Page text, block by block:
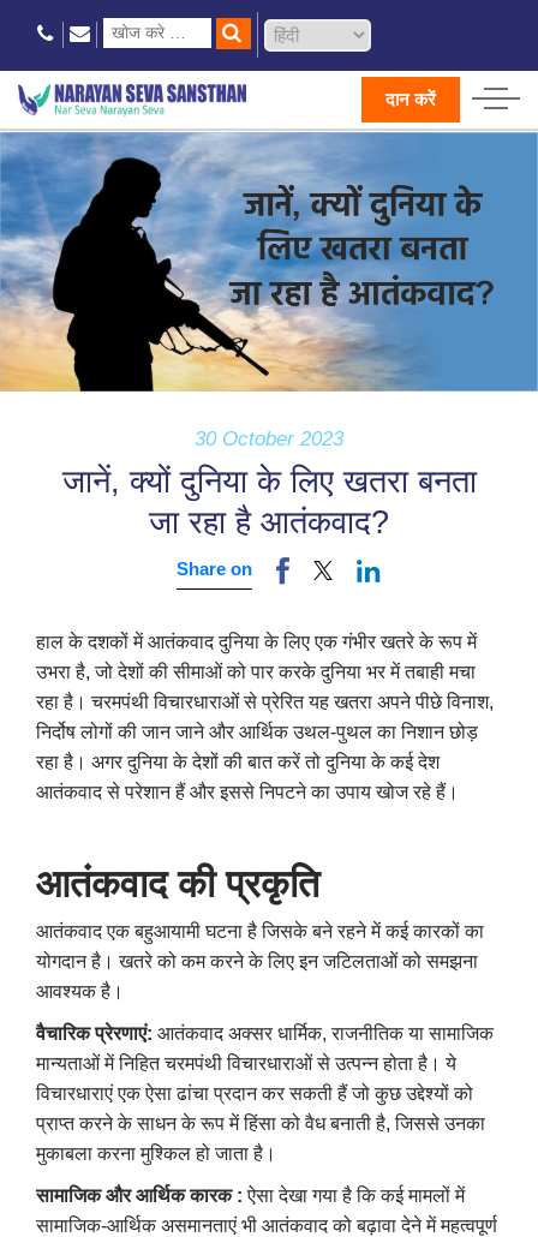
दान करें
30 October 2023
जानें, क्यों दुनिया के लिए खतरा बनता
जा रहा है आतंकवाद?
Share on
हाल के दशकों में आतंकवाद दुनिया के लिए एक गंभीर खतरे के रूप में
उभरा है, जो देशों की सीमाओं को पार करके दुनिया भर में तबाही मचा
रहा है। चरमपंथी विचारधाराओं से प्रेरित यह खतरा अपने पीछे विनाश,
निर्दोष लोगों की जान जाने और आर्थिक उथल-पुथल का निशान छोड़
रहा है। अगर दुनिया के देशों की बात करें तो दुनिया के कई देश
आतंकवाद से परेशान हैं और इससे निपटने का उपाय खोज रहे हैं।
आतंकवाद की प्रकृति
आतंकवाद एक बहुआयामी घटना है जिसके बने रहने में कई कारकों का
योगदान है। खतरे को कम करने के लिए इन जटिलताओं को समझना
आवश्यक है।
वैचारिक प्रेरणाएं: आतंकवाद अक्सर धार्मिक, राजनीतिक या सामाजिक
मान्यताओं में निहित चरमपंथी विचारधाराओं से उत्पन्न होता है। ये
विचारधाराएं एक ऐसा ढांचा प्रदान कर सकती हैं जो कुछ उद्देश्यों को
प्राप्त करने के साधन के रूप में हिंसा को वैध बनाती है, जिससे उनका
मुकाबला करना मुश्किल हो जाता है।
सामाजिक और आर्थिक कारक : ऐसा देखा गया है कि कई मामलों में
सामाजिक-आर्थिक असमानताएं भी आतंकवाद को बढ़ावा देने में महत्वपूर्ण